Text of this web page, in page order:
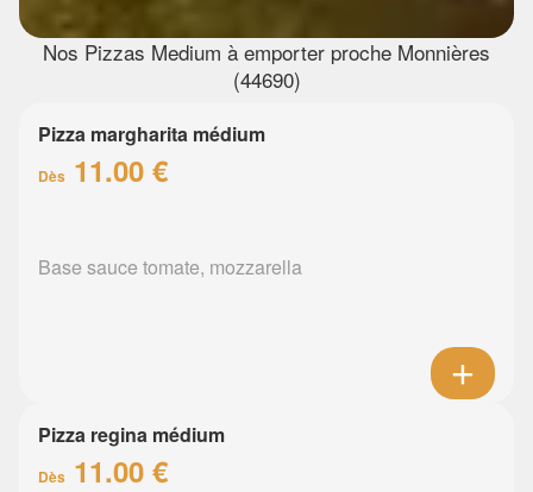
Nos Pizzas Medium à emporter proche Monnières
(44690)
Pizza margharita médium
Dès 11.00 €
Base sauce tomate, mozzarella
Pizza regina médium
Dès 11.00 €